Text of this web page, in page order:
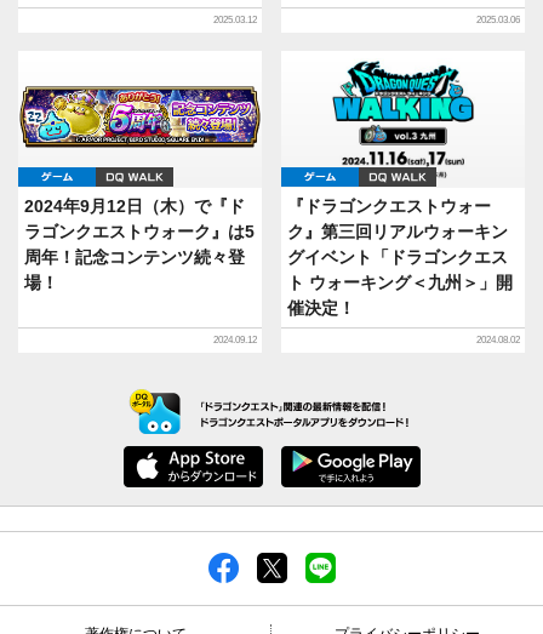
2025.03.12 2025.03.06
ゲーム
2024年9月12日（木）で『ド
ラゴンクエストウォーク』は5
周年！記念コンテンツ続々登
場！
2024.09.12
ゲーム DQ WALK
『ドラゴンクエストウォー
ク』第三回リアルウォーキン
グイベント「ドラゴンクエス
ト ウォーキング＜九州＞」開
催決定！
2024.08.02